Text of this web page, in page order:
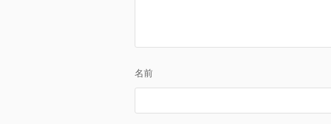
名前